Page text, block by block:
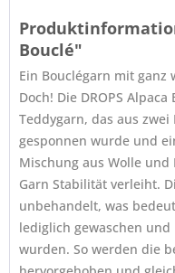
Bouclé"
Ein Bouclégarn mit ganz
Doch! Die DROPS
Teddygarn, das aus
gesponnen wurde und
Mischung aus Wolle
Garn Stabilität verleiht.
unbehandelt, was
lediglich gewaschen
wurden. So werden die